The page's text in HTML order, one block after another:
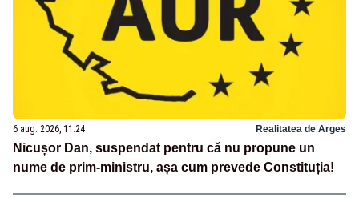
6 aug. 2026, 11:24 Realitatea de Arges
Nicușor Dan, suspendat pentru că nu propune un
nume de prim-ministru, așa cum prevede Constituția!